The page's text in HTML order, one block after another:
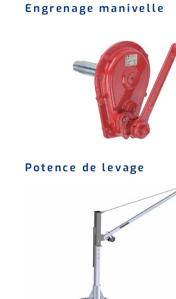
Engrenage manivelle
Potence de levage